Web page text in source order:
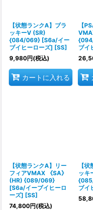
【状態ランクA】ブラ
ッキーV (SR)
{084/069} [S6a/イー
ブイヒーローズ] [SS]
9,980円(税込)
カートに入れる
【
ブイ
【状態ランクA】リー
フィアVMAX 《SA》
(HR) {089/069}
[S6a/イーブイヒーロ
ーズ] [SS]
74,800円(税込)
【
ッキ
ブイ